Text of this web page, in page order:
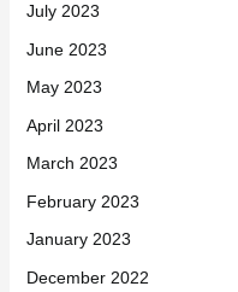
July 2023
June 2023
May 2023
April 2023
March 2023
February 2023
January 2023
December 2022